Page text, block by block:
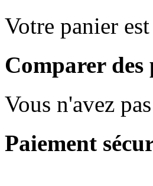
Votre panier
Comparer
Vous n'avez
Paiement